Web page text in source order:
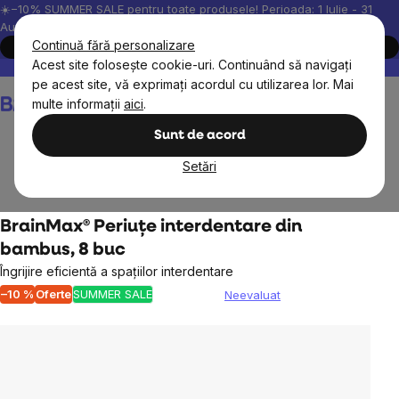
Continuă fără personalizare
Acest site folosește cookie-uri. Continuând să navigați
pe acest site, vă exprimați acordul cu utilizarea lor. Mai
multe informații aici.
Sunt de acord
Setări
Treci
la
conținut
☀️−10% SUMMER SALE pentru toate produsele! Perioada: 1 Iulie - 31
August, 2026.
Cumpără acum
Peste 200.000 de recenzii verificate
Produsele noastre sunt
Coş
de
BrainMax® Periuțe interdentare din
bambus, 8 buc
Îngrijire eficientă a spațiilor interdentare
–10 % OferteSUMMER SALE
Evaluarea
Neevaluat